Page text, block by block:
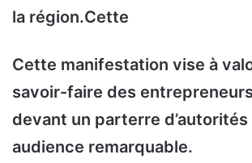
la région.Cette
Cette manifestation vise à
savoir-faire des
devant un parterre d’autorités
audience remarquable.